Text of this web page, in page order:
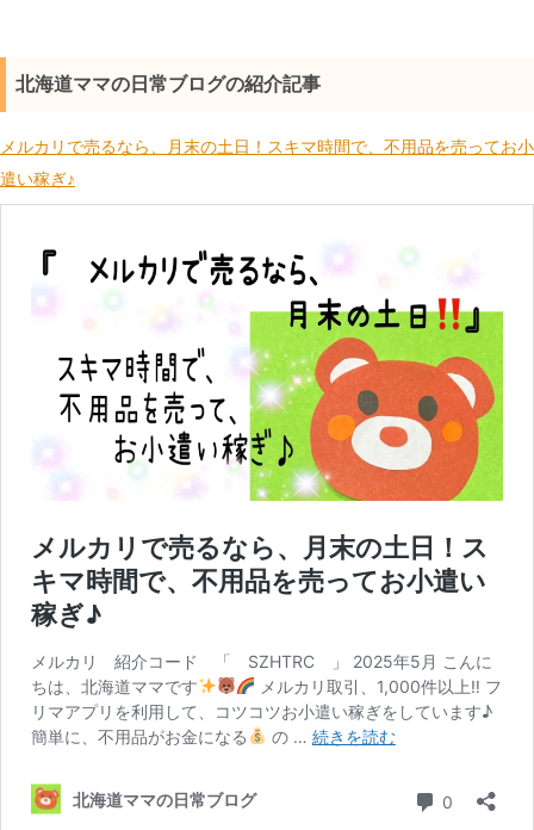
北海道ママの日常ブログの紹介記事
メルカリで売るなら、月末の土日！スキマ時間で、不用品を売ってお小
遣い稼ぎ♪